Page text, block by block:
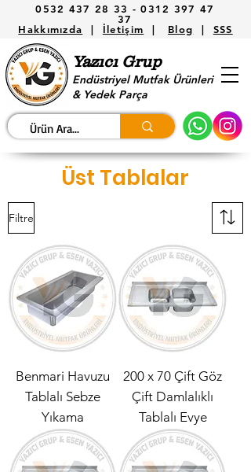
0532 437 28 33 -0312 397 47
37
Hakkımızda | İletişim | Blog | SSS
Yazıcı Grup
Endüstriyel Mutfak Ürünleri
& Yedek Parça
Üst Tablalar
Filtre
Benmari Havuzu
Tablalı Sebze
Yıkama
200 x 70 Çift Göz
Çift Damlalıklı
Tablalı Evye